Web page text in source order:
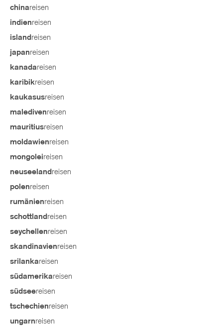
chinareisen
indienreisen
island reisen
japanreisen
kanadareisen
karibikreisen
kaukasusreisen
maledivenreisen
mauritiusreisen
moldawienreisen
mongoleireisen
neuseeland reisen
polenreisen
rumänienreisen
schottland reisen
seychellenreisen
skandinavienreisen
srilankareisen
südamerikareisen
südseereisen
tschechienreisen
ungarnreisen